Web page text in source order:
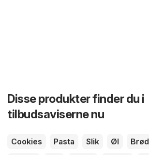
Disse produkter finder du i
tilbudsaviserne nu
Cookies Pasta Slik Øl Brød